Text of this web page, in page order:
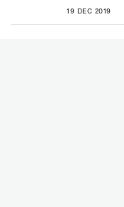
19 DEC 2019